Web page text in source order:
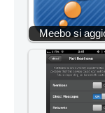
Meebo si